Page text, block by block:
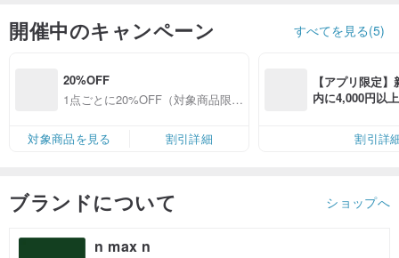
開催中のキャンペーン すべてを見る(5)
20%OFF
1点ごとに20%OFF（対象商品限
対象商品を見る
割引詳細
【アプリ限定
内に4,000円以
割引詳
ブランドについて ショップへ
n max n